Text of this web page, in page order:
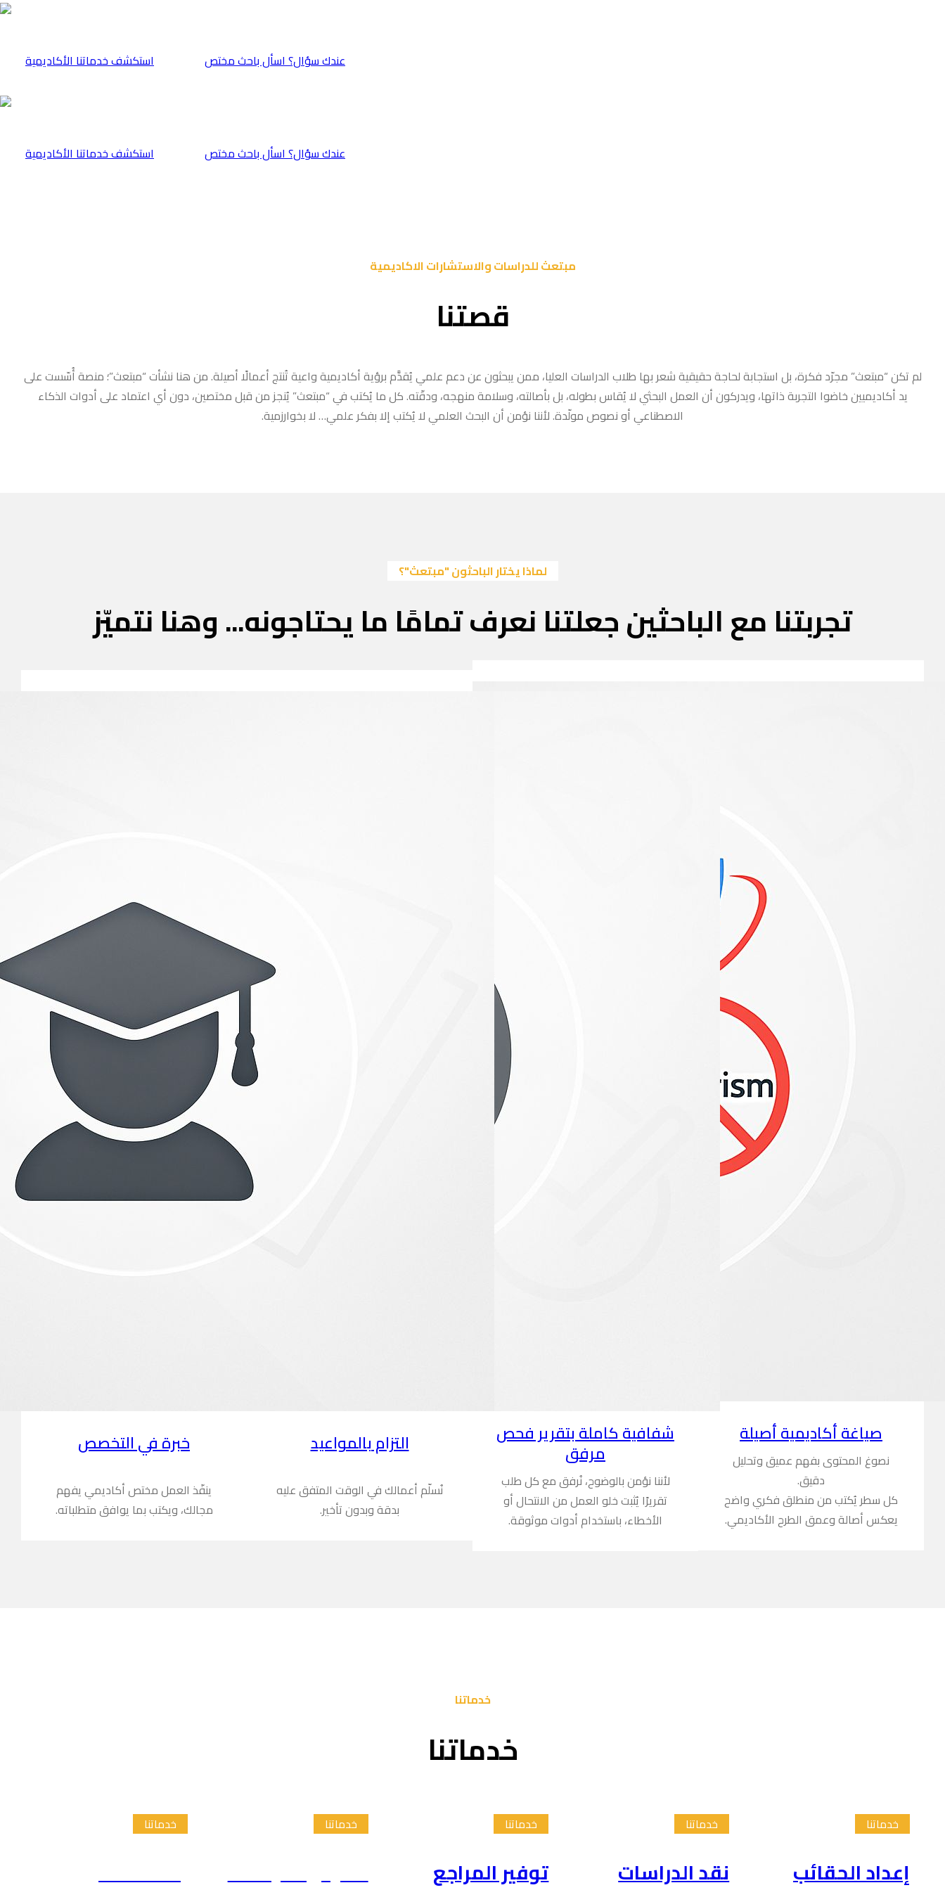
⁠استكشف خدماتنا الأكاديمية عندك سؤال؟ اسأل باحث مختص
⁠استكشف خدماتنا الأكاديمية عندك سؤال؟ اسأل باحث مختص
مبتعث للدراسات والاستشارات الاكاديمية
قصتنا
لم تكن “مبتعث” مجرّد فكرة، بل استجابة لحاجة حقيقية شعر بها طلاب الدراسات العليا، ممن يبحثون عن دعم علمي يُقدَّم برؤية أكاديمية واعية تُنتج أعمالًا أصيلة. من هنا نشأت “مبتعث”؛ منصة أُسّست على
يد أكاديميين خاضوا التجربة ذاتها، ويدركون أن العمل البحثي لا يُقاس بطوله، بل بأصالته، وسلامة منهجه، ودقّته. كل ما يُكتب في “مبتعث” يُنجز من قبل مختصين، دون أي اعتماد على أدوات الذكاء
الاصطناعي أو نصوص مولّدة. لأننا نؤمن أن البحث العلمي لا يُكتب إلا بفكر علمي… لا بخوارزمية.
لماذا يختار الباحثون "مبتعث"؟
تجربتنا مع الباحثين جعلتنا نعرف تمامًا ما يحتاجونه... وهنا نتميّز
صياغة أكاديمية أصيلة
نصوغ المحتوى بفهم عميق وتحليل
دقيق.
كل سطر يُكتب من منطلق فكري واضح
يعكس أصالة وعمق الطرح الأكاديمي.
شفافية كاملة بتقرير فحص
مرفق
لأننا نؤمن بالوضوح، نُرفق مع كل طلب
تقريرًا يُثبت خلو العمل من الانتحال أو
الأخطاء، باستخدام أدوات موثوقة.
التزام بالمواعيد
نُسلّم أعمالك في الوقت المتفق عليه
بدقة وبدون تأخير.
خبرة في التخصص
ينفّذ العمل مختص أكاديمي يفهم
مجالك، ويكتب بما يوافق متطلباته.
خدماتنا
خدماتنا
خدماتنا
إعداد الحقائب
خدماتنا
نقد الدراسات
خدماتنا
توفير المراجع
خدماتنا
تلخيص الدراسات
خدماتنا
إعداد الاطار